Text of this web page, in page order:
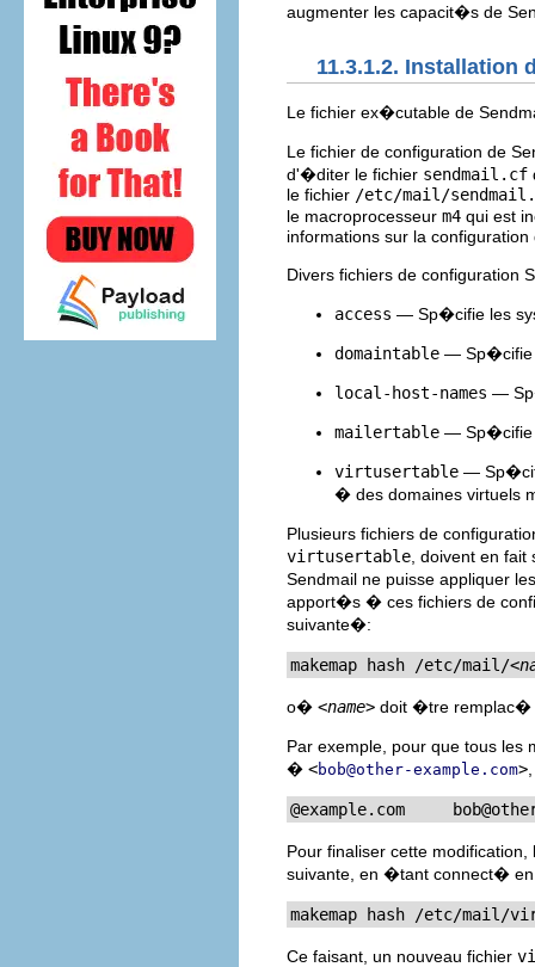
augmenter les capacit�s de
11.3.1.2. Installation
Le fichier ex�cutable de
Le fichier de configuration de
d'�diter le fichier sendmail.cf
le fichier /etc/mail/
le macroprocesseur m4 qui est
informations sur la
Divers fichiers de configuration
access — Sp�cifie les
domaintable — Sp�cifie
local-host-names —
mailertable — Sp�cifie
virtusertable —
� des domaines virtuels
Plusieurs fichiers de
virtusertable , doivent en
Sendmail ne puisse appliquer
apport�s � ces fichiers de
suivante�:
makemap hash /etc/mail/
o� <name> doit �tre remplac�
Par exemple, pour que tous
� <bob@other-example.com>
@example.com
Pour finaliser cette
suivante, en �tant connect�
makemap hash /etc/
Ce faisant, un nouveau fichier